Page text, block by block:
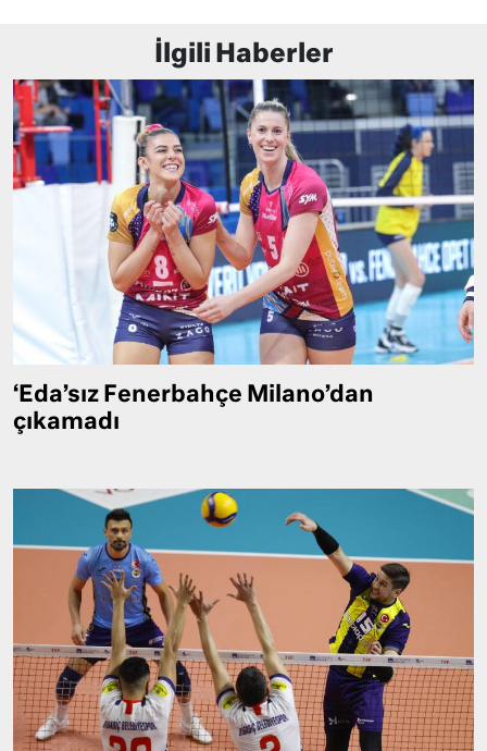
İlgili Haberler
‘Eda’sız Fenerbahçe Milano’dan
çıkamadı